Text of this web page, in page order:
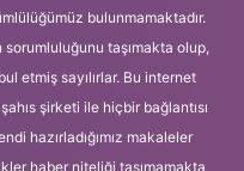
bulunmamaktadır.
taşımakta olup,
etmiş sayılırlar. Bu internet
şirketi ile hiçbir bağlantısı
hazırladığımız makaleler
haber niteliği taşımamakta